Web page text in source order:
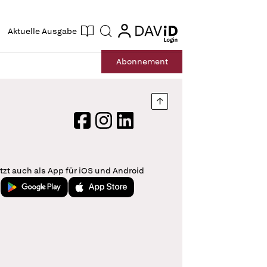
Aktuelle Ausgabe Suche login
login
Abonnement
Nach oben springen
FacebookInstagram
LinkedIn
auch als App für iOS und Android
Jetzt bei Google PlayLaden im App Store